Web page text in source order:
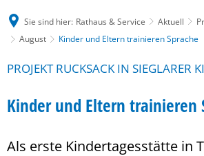
Sie sind hier: Rathaus & Service Aktuell
August
Kinder und Eltern trainieren Sprache
PROJEKT RUCKSACK IN SIEGLARER
Kinder und Eltern trainieren
Als erste Kindertagesstätte in